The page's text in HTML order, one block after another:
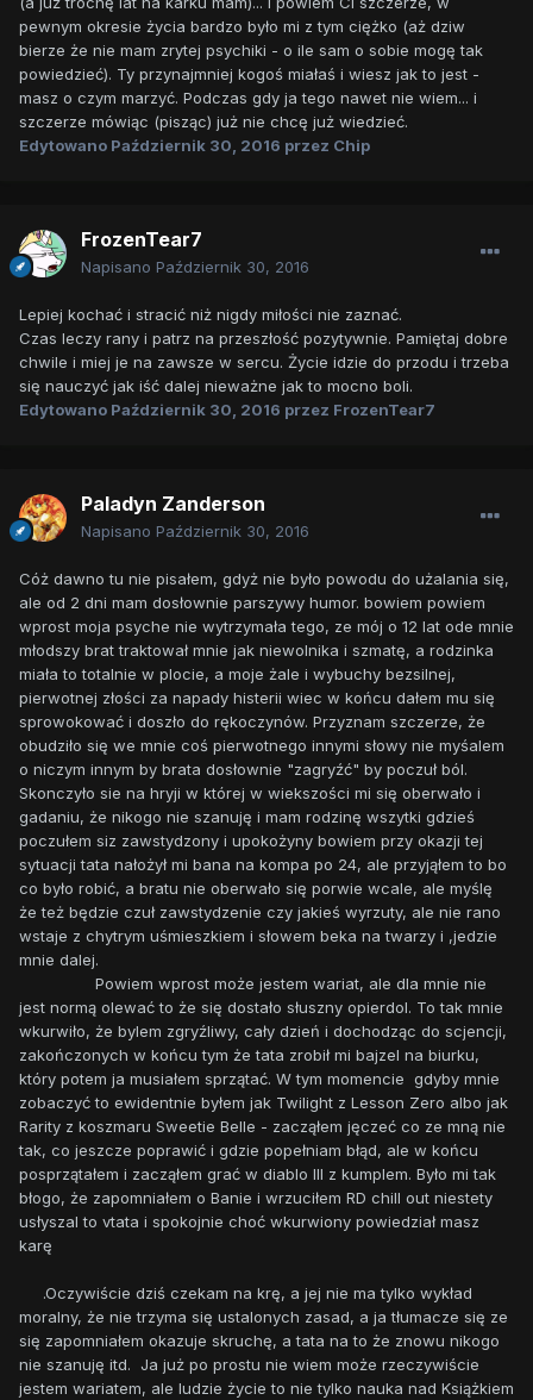
pewnym okresie życia bardzo było mi z tym ciężko (aż dziw
bierze że nie mam zrytej psychiki - o ile sam o sobie mogę tak
powiedzieć). Ty przynajmniej kogoś miałaś i wiesz jak to jest -
masz o czym marzyć. Podczas gdy ja tego nawet nie wiem... i
szczerze mówiąc (pisząc) już nie chcę już wiedzieć.
Edytowano Październik 30, 2016 przez Chip
FrozenTear7
Napisano Październik 30, 2016
Lepiej kochać i stracić niż nigdy miłości nie zaznać.
Czas leczy rany i patrz na przeszłość pozytywnie. Pamiętaj dobre
chwile i miej je na zawsze w sercu. Życie idzie do przodu i trzeba
się nauczyć jak iść dalej nieważne jak to mocno boli.
Edytowano Październik 30, 2016 przez FrozenTear7
Paladyn Zanderson
Napisano Październik 30, 2016
Cóż dawno tu nie pisałem, gdyż nie było powodu do użalania się,
ale od 2 dni mam dosłownie parszywy humor. bowiem powiem
wprost moja psyche nie wytrzymała tego, ze mój o 12 lat ode mnie
młodszy brat traktował mnie jak niewolnika i szmatę, a rodzinka
miała to totalnie w plocie, a moje żale i wybuchy bezsilnej,
pierwotnej złości za napady histerii wiec w końcu dałem mu się
sprowokować i doszło do rękoczynów. Przyznam szczerze, że
obudziło się we mnie coś pierwotnego innymi słowy nie myśalem
o niczym innym by brata dosłownie "zagryźć" by poczuł ból.
Skonczyło sie na hryji w której w wiekszości mi się oberwało i
gadaniu, że nikogo nie szanuję i mam rodzinę wszytki gdzieś
poczułem siz zawstydzony i upokożyny bowiem przy okazji tej
sytuacji tata nałożył mi bana na kompa po 24, ale przyjąłem to bo
co było robić, a bratu nie oberwało się porwie wcale, ale myślę
że też będzie czuł zawstydzenie czy jakieś wyrzuty, ale nie rano
wstaje z chytrym uśmieszkiem i słowem beka na twarzy i ,jedzie
mnie dalej.
Powiem wprost może jestem wariat, ale dla mnie nie
jest normą olewać to że się dostało słuszny opierdol. To tak mnie
wkurwiło, że bylem zgryźliwy, cały dzień i dochodząc do scjencji,
zakończonych w końcu tym że tata zrobił mi bajzel na biurku,
który potem ja musiałem sprzątać. W tym momencie gdyby mnie
zobaczyć to ewidentnie byłem jak Twilight z Lesson Zero albo jak
Rarity z koszmaru Sweetie Belle - zacząłem jęczeć co ze mną nie
tak, co jeszcze poprawić i gdzie popełniam błąd, ale w końcu
posprzątałem i zacząłem grać w diablo III z kumplem. Było mi tak
błogo, że zapomniałem o Banie i wrzuciłem RD chill out niestety
usłyszal to vtata i spokojnie choć wkurwiony powiedział masz
karę
.Oczywiście dziś czekam na krę, a jej nie ma tylko wykład
moralny, że nie trzyma się ustalonych zasad, a ja tłumacze się ze
się zapomniałem okazuje skruchę, a tata na to że znowu nikogo
nie szanuję itd. Ja już po prostu nie wiem może rzeczywiście
jestem wariatem, ale ludzie życie to nie tylko nauka nad Książkiem